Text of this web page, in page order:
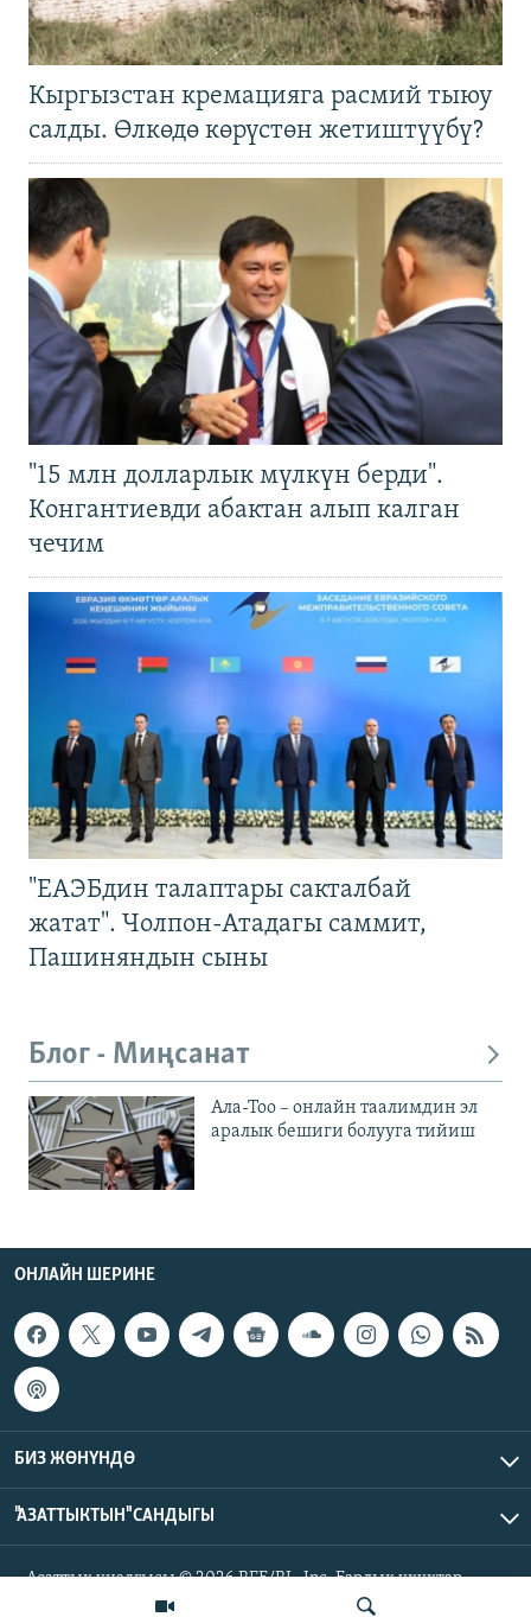
Кыргызстан кремацияга расмий тыюу
салды. Өлкөдө көрүстөн жетиштүүбү?
"15 млн долларлык мүлкүн берди".
Конгантиевди абактан алып калган
чечим
"ЕАЭБдин талаптары сакталбай
жатат". Чолпон-Атадагы саммит,
Пашиняндын сыны
Блог - Миңсанат
Ала-Тоо – онлайн таалимдин эл
аралык бешиги болууга тийиш
ОНЛАЙН ШЕРИНЕ
БИЗ ЖӨНҮНДӨ
"АЗАТТЫКТЫН" САНДЫГЫ
Азаттык үналгысы © 2026 RFE/RL, Inc. Бардык укуктар